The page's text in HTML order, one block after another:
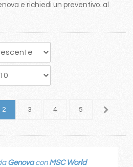
e richiedi un preventivo..al
2 3 4 5 6
Genovacon MSC World